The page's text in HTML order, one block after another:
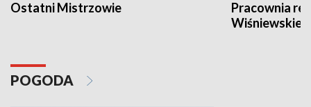
Ostatni Mistrzowie
Pracownia
POGODA